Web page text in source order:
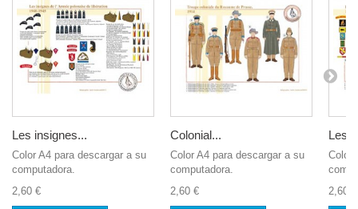
Les insignes...
Color A4 para descargar a su
computadora.
2,60 €
Colonial...
Color A4 para descargar a su
computadora.
2,60 €
Les
Color
2,60 €